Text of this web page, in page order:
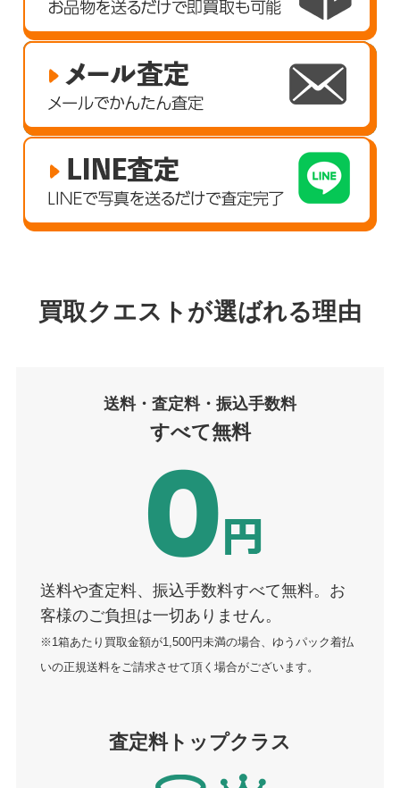
買取クエストが選ばれる理由
送料・査定料・振込手数料
すべて無料
送料や査定料、振込手数料すべて無料。お
客様のご負担は一切ありません。
※1箱あたり買取金額が1,500円未満の場合、ゆうパック着払
いの正規送料をご請求させて頂く場合がございます。
査定料トップクラス